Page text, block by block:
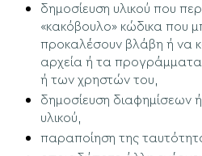
δημοσίευση υλικού που
«κακόβουλο» κώδικα που
προκαλέσουν βλάβη ή να
αρχεία ή τα προγράμματα
ή των χρηστών του,
δημοσίευση διαφημίσεων
υλικού,
παραποίηση της